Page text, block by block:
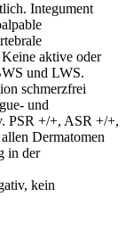
Integument
aktive oder
und LWS.
schmerzfrei
und
PSR +/+, ASR +/+,
Dermatomen
in der
kein